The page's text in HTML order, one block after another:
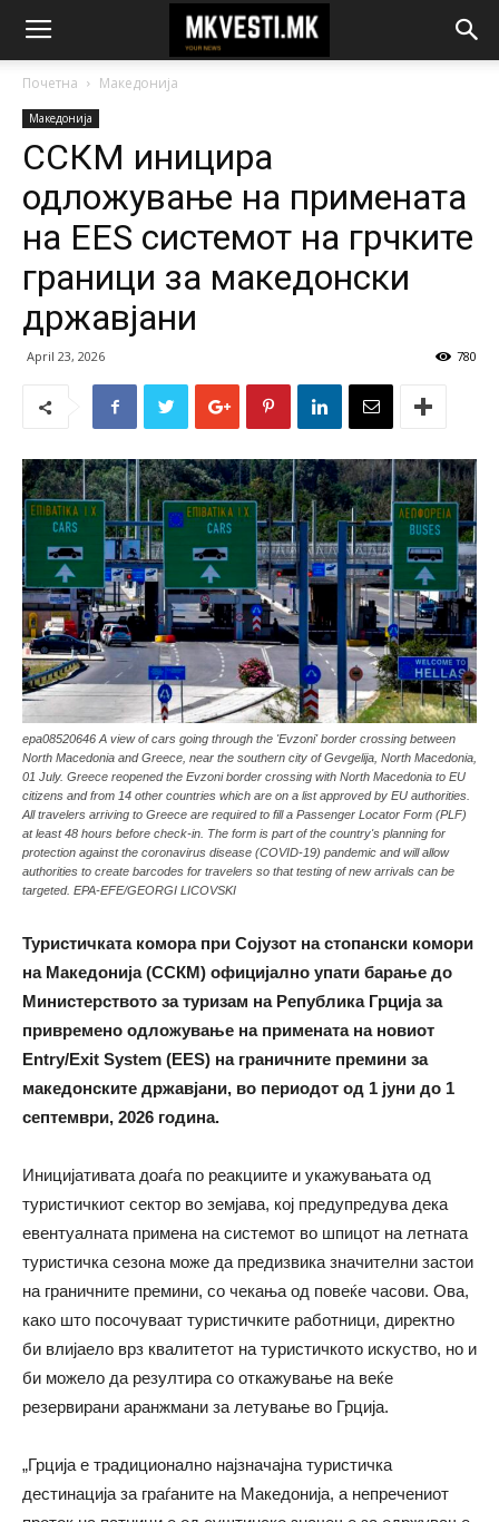
Почетна Македонија
Македонија
ССКМ иницира
одложување на примената
на EES системот на грчките
граници за македонски
државјани
April 23, 2026 780
epa08520646 A view of cars going through the 'Evzoni' border crossing between
North Macedonia and Greece, near the southern city of Gevgelija, North Macedonia,
01 July. Greece reopened the Evzoni border crossing with North Macedonia to EU
citizens and from 14 other countries which are on a list approved by EU authorities.
All travelers arriving to Greece are required to fill a Passenger Locator Form (PLF)
at least 48 hours before check-in. The form is part of the country's planning for
protection against the coronavirus disease (COVID-19) pandemic and will allow
authorities to create barcodes for travelers so that testing of new arrivals can be
targeted. EPA-EFE/GEORGI LICOVSKI
Туристичката комора при Сојузот на стопански комори
на Македонија (ССКМ) официјално упати барање до
Министерството за туризам на Република Грција за
привремено одложување на примената на новиот
Entry/Exit System (EES) на граничните премини за
македонските државјани, во периодот од 1 јуни до 1
септември, 2026 година.
Иницијативата доаѓа по реакциите и укажувањата од
туристичкиот сектор во земјава, кој предупредува дека
евентуалната примена на системот во шпицот на летната
туристичка сезона може да предизвика значителни застои
на граничните премини, со чекања од повеќе часови. Ова,
како што посочуваат туристичките работници, директно
би влијаело врз квалитетот на туристичкото искуство, но и
би можело да резултира со откажување на веќе
резервирани аранжмани за летување во Грција.
„Грција е традиционално најзначајна туристичка
дестинација за граѓаните на Македонија, а непречениот